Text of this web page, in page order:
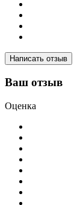
Написать отзыв
Ваш отзыв
Оценка